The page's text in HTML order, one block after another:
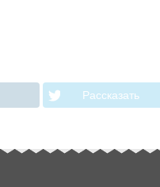
Рассказать